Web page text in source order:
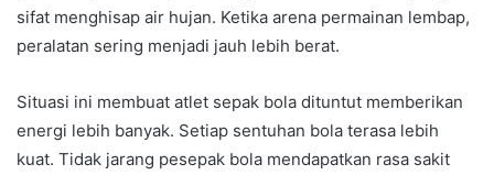
sifat menghisap air hujan. Ketika arena permainan lembap,
peralatan sering menjadi jauh lebih berat.
Situasi ini membuat atlet sepak bola dituntut memberikan
energi lebih banyak. Setiap sentuhan bola terasa lebih
kuat. Tidak jarang pesepak bola mendapatkan rasa sakit